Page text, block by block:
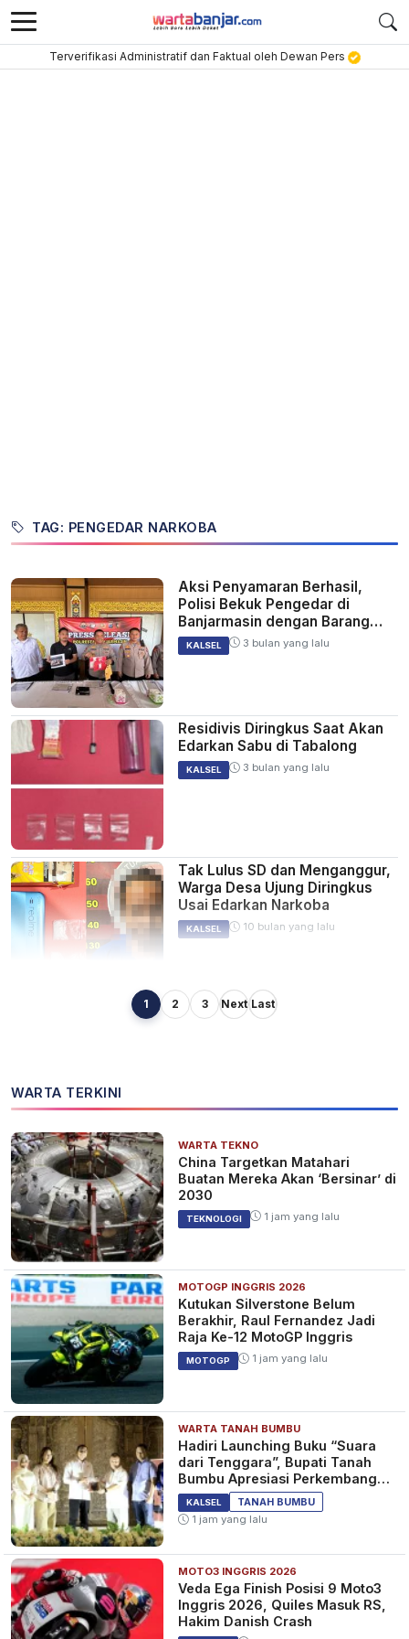
Terverifikasi Administratif dan Faktual oleh Dewan Pers
TAG: PENGEDAR NARKOBA
Aksi Penyamaran Berhasil,
Polisi Bekuk Pengedar di
Banjarmasin dengan Barang
Bukti Ratusan Paket Sabu
KALSEL 3 bulan yang lalu
Residivis Diringkus Saat Akan
Edarkan Sabu di Tabalong
KALSEL 3 bulan yang lalu
Tak Lulus SD dan Menganggur,
Warga Desa Ujung Diringkus
Usai Edarkan Narkoba
KALSEL 10 bulan yang lalu
Warga Sungai Tabuk Diringkus
Simpan Sabu Dalam Lampu,
Pria di Kecamatan Bakumpai
Ditangkap Satresnarkoba
Polres Batola
KALSEL 10 bulan yang lalu
Dua Terdakwa Jual Obat-
obatan Terlarang Gunakan
Rombong di Pasar Cempaka
Banjarmasin
KALSEL 11 bulan yang lalu
Tiga Pengedar Narkoba
Dibekuk Kurang dari 24 Jam,
Polres HST Sita 32 Paket Sabu
KALSEL 1 tahun yang lalu
Dilaporkan Warga, Pengedar
Narkoba di Desa Langadai
Diringkus Polisi
1 2 3 Next Last
WARTA TERKINI
WARTA TEKNO
China Targetkan Matahari
Buatan Mereka Akan ‘Bersinar’ di
2030
TEKNOLOGI 1 jam yang lalu
MOTOGP INGGRIS 2026
Kutukan Silverstone Belum
Berakhir, Raul Fernandez Jadi
Raja Ke-12 MotoGP Inggris
MOTOGP 1 jam yang lalu
WARTA TANAH BUMBU
Hadiri Launching Buku “Suara
dari Tenggara”, Bupati Tanah
Bumbu Apresiasi Perkembangan
Literasi di Bumi Bersujud
KALSEL
TANAH BUMBU
1 jam yang lalu
MOTO3 INGGRIS 2026
Veda Ega Finish Posisi 9 Moto3
Inggris 2026, Quiles Masuk RS,
Hakim Danish Crash